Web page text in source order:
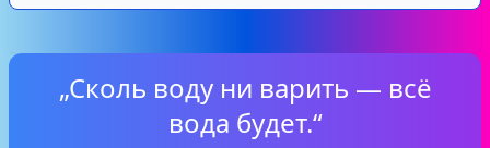
„Сколь воду ни варить — всё
вода будет.“